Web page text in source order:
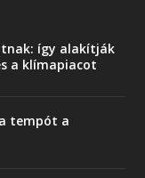
így alakítják
a klímapiacot
tempót a